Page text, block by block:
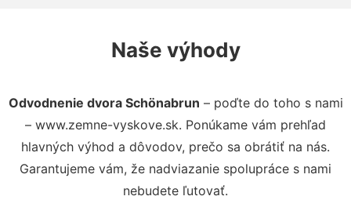
Naše výhody
Odvodnenie dvora Schönabrun – poďte do toho s nami
– www.zemne-vyskove.sk. Ponúkame vám prehľad
hlavných výhod a dôvodov, prečo sa obrátiť na nás.
Garantujeme vám, že nadviazanie spolupráce s nami
nebudete ľutovať.